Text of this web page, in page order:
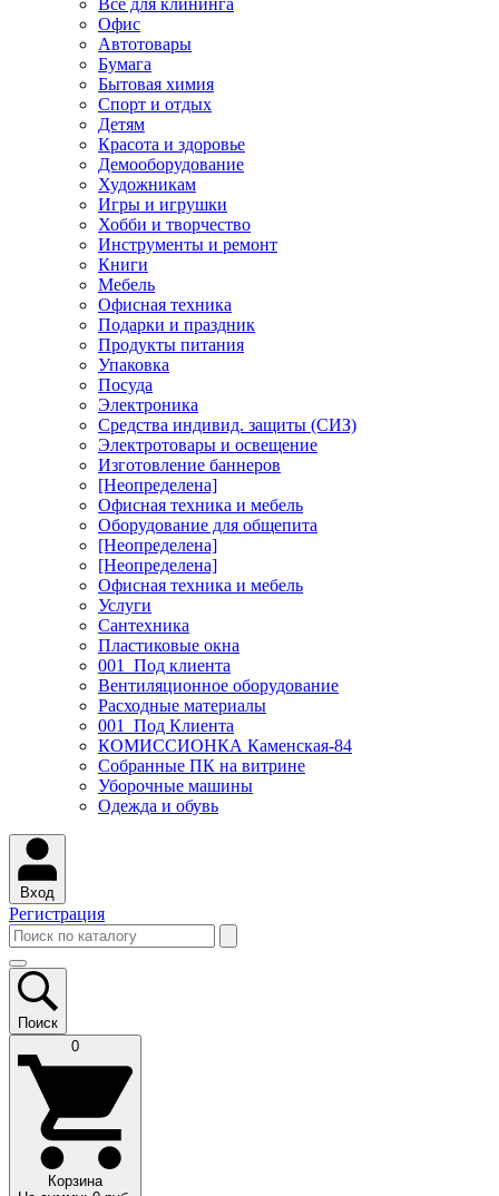
Всё для клининга
Офис
Автотовары
Бумага
Бытовая химия
Спорт и отдых
Детям
Красота и здоровье
Демооборудование
Художникам
Игры и игрушки
Хобби и творчество
Инструменты и ремонт
Книги
Мебель
Офисная техника
Подарки и праздник
Продукты питания
Упаковка
Посуда
Электроника
Средства индивид. защиты (СИЗ)
Электротовары и освещение
Изготовление баннеров
[Неопределена]
Офисная техника и мебель
Оборудование для общепита
[Неопределена]
[Неопределена]
Офисная техника и мебель
Услуги
Сантехника
Пластиковые окна
001_Под клиента
Вентиляционное оборудование
Расходные материалы
001_Под Клиента
КОМИССИОНКА Каменская-84
Собранные ПК на витрине
Уборочные машины
Одежда и обувь
Вход
Регистрация
Поиск
0
Корзина